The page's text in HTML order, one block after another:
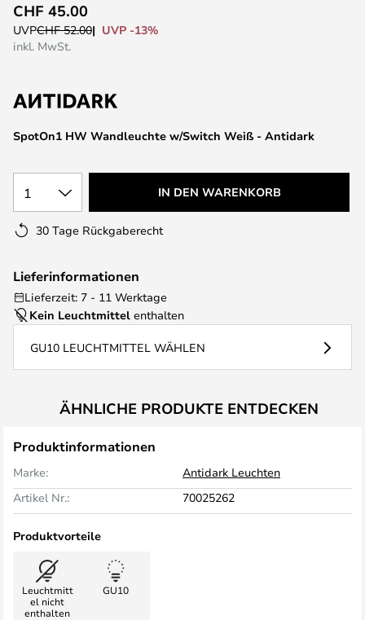
Anfang
der
SpotOn1 HW Wandleuchte w/Switch Weiß - Antidark
CHF 45.00
UVPCHF 52.00
UVP -13%
inkl. MwSt.
1 IN DEN WARENKORB
30 Tage Rückgaberecht
Lieferinformationen
Lieferzeit: 7 - 11 Werktage
Kein Leuchtmittel enthalten
GU10 LEUCHTMITTEL WÄHLEN
ÄHNLICHE PRODUKTE ENTDECKEN
Produktinformationen
Marke:
Antidark Leuchten
Artikel Nr.:
70025262
Produktvorteile
Leuchtmitt
el nicht
enthalten
GU10